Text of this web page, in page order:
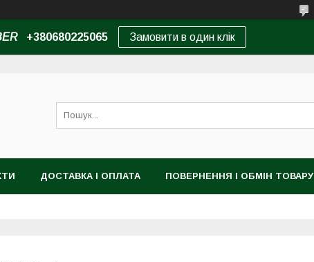
+380680225065 Замовити в один клік
ДОСТАВКА І ОПЛАТА ПОВЕРНЕННЯ І ОБМІН ТОВАРУ